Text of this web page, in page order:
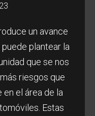
un avance
plantear la
que se nos
riesgos que
el área de la
Estas